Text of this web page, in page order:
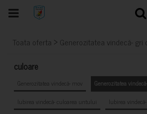
Toata oferta > Generozitatea vindecă- gri
culoare
Generozitatea vindecă- mov
Generozitatea
Iubirea vindecă- culoarea untului
Iubirea